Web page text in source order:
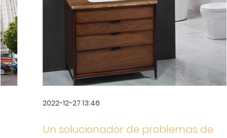
2022-12-27 13:46
Un solucionador de problemas de